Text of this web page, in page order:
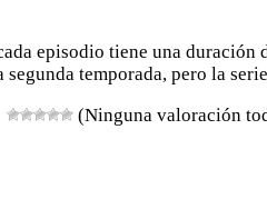
episodio tiene una
temporada, pero la
(Ninguna valoración